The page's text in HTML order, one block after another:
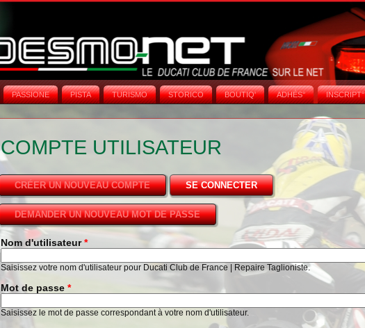
PASSIONE PISTA TURISMO STORICO BOUTIQ' ADHÉS° INSCRIPT°
COMPTE UTILISATEUR
CRÉER UN NOUVEAU COMPTE SE CONNECTER(ONGLET ACTIF)
DEMANDER UN NOUVEAU MOT DE PASSE
Nom d'utilisateur*
Saisissez votre nom d'utilisateur pour Ducati Club de France | Repaire Taglioniste.
Mot de passe*
Saisissez le mot de passe correspondant à votre nom d'utilisateur.